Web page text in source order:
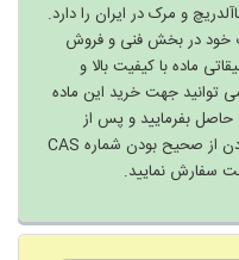
و مرک در ایران را دارد.
خود در بخش فنی و فروش
ماده با کیفیت بالا و
توانید جهت خرید این ماده
بفرمایید و پس از
دریافت پیش فاکتور و اطمینان حاصل کردن از صحیح بودن شماره CAS
سفارش نمایید.